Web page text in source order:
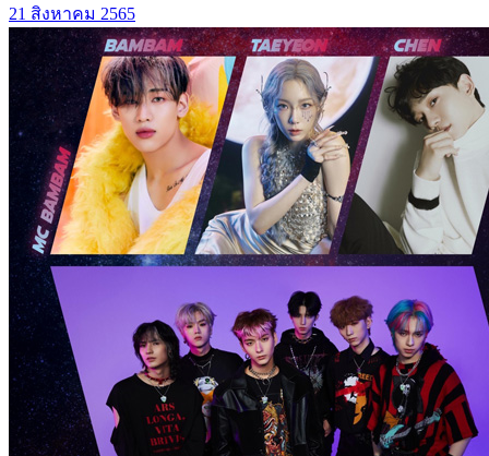
21 สิงหาคม 2565